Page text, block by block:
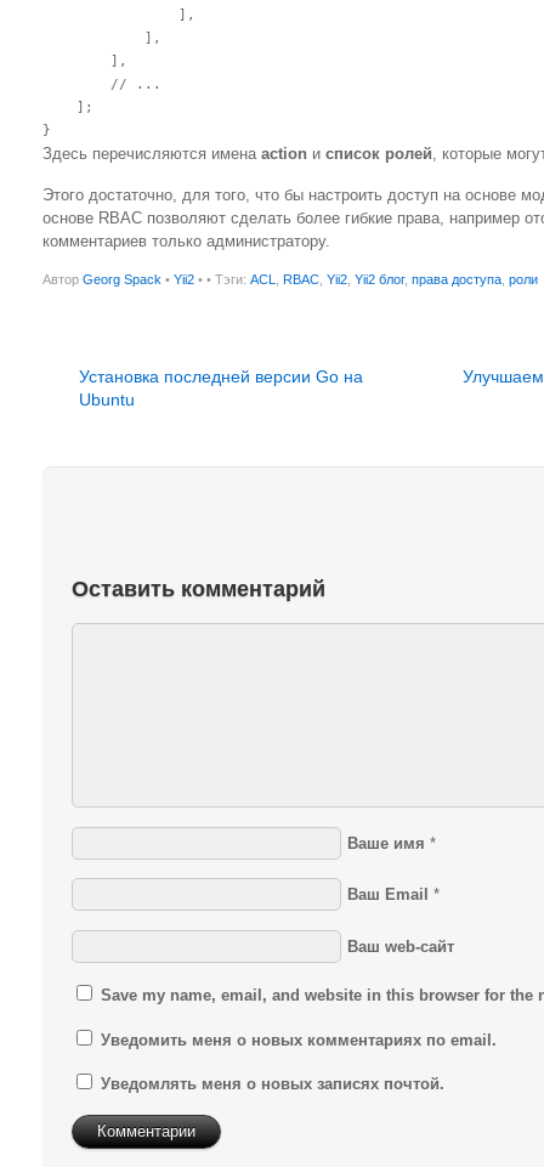
                ],
            ],
        ],
        // ...
    ];
Здесь перечисляются имена action и список ролей , которые
Этого достаточно, для того, что бы настроить доступ на основе
основе RBAC позволяют сделать более гибкие права, например
комментариев только администратору.
Автор Georg Spack • Yii2 • • Тэги: ACL RBAC Yii2 Yii2 блог, права доступа роли
Установка последней версии Go на
Ubuntu
Улучшаем
Оставить комментарий
Ваше имя *
Ваш Email *
Ваш web-сайт
Save my name, email, and website in this browser for the
Уведомить меня о новых комментариях по email.
Уведомлять меня о новых записях почтой.